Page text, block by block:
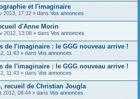
et l'imaginaire
2013, 17:32 » dans Vos annonces
d'Anne Morin
2012, 13:08 » dans Vos annonces
de l'imaginaire : le GGG nouveau arrive !
11:43 » dans Vos annonces
de l'imaginaire : le GGG nouveau arrive !
11:43 » dans Vos annonces
recueil de Christian Jougla
2012, 08:44 » dans Vos annonces